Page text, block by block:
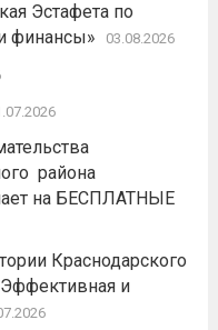
Эстафета по
финансы»
03.08.2026
района
на БЕСПЛАТНЫЕ
Краснодарского
и